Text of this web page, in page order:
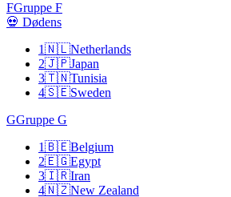
FGruppe F
💀 Dødens
1🇳🇱Netherlands
2🇯🇵Japan
3🇹🇳Tunisia
4🇸🇪Sweden
GGruppe G
1🇧🇪Belgium
2🇪🇬Egypt
3🇮🇷Iran
4🇳🇿New Zealand